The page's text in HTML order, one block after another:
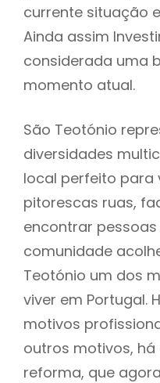
currente situação
Ainda assim
considerada uma
momento atual.
São Teotónio
diversidades
local perfeito para
pitorescas ruas,
encontrar
comunidade
Teotónio um dos
viver em Portugal.
motivos
outros motivos,
reforma, que